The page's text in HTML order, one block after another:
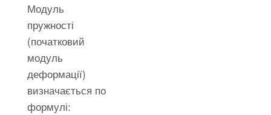
Модуль
пружності
(початковий
модуль
деформації)
визначається по
формулі: